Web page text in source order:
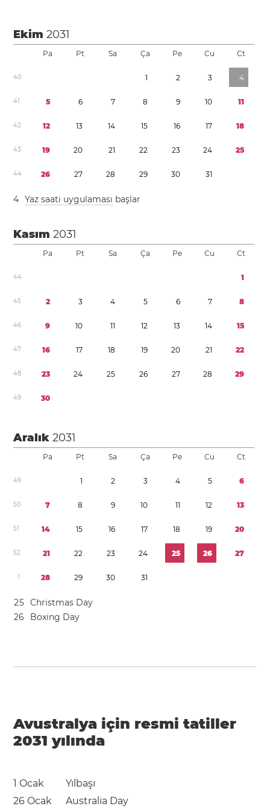
Ekim2031
Pa Pt Sa Ça Pe Cu Ct
40 1 2 3 4
41 5 6 7 8 9 10 11
42 12 13 14 15 16 17 18
43 19 20 21 22 23 24 25
44 26 27 28 29 30 31
4 Yaz saati uygulaması başlar
Kasım2031
Pa Pt Sa Ça Pe Cu Ct
44 1
45 2 3 4 5 6 7 8
46 9 10 11 12 13 14 15
47 16 17 18 19 20 21 22
48 23 24 25 26 27 28 29
49 30
Aralık2031
Pa Pt Sa Ça Pe Cu Ct
49 1 2 3 4 5 6
50 7 8 9 10 11 12 13
51 14 15 16 17 18 19 20
52 21 22 23 24 25 26 27
1 28 29 30 31
25 Christmas Day
26 Boxing Day
Avustralya için resmi tatiller
2031 yılında
1 Ocak
Yılbaşı
26 Ocak
Australia Day